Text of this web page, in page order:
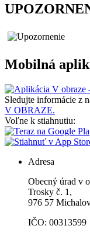
Mobilná
Sledujte informácie z
V OBRAZE.
Voľne k stiahnutiu:
Adresa
Obecný úrad v
Trosky č. 1,
976 57
IČO: 00313599